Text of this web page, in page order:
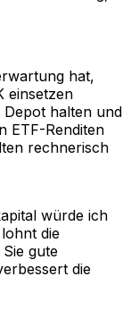
hat,
einsetzen
Depot halten und
ETF-Renditen
rechnerisch
würde ich
die
gute
die